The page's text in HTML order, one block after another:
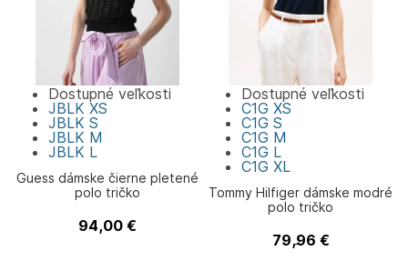
Guess dámske čierne pletené
polo tričko
94,00 €
Dostupné veľkosti
JBLK XS
JBLK S
JBLK M
JBLK L
Tommy Hilfiger dámske modré
polo tričko
Tommy Hilfiger
79,96 €
Dostupné veľkosti
C1G XS
C1G S
C1G M
C1G L
C1G XL